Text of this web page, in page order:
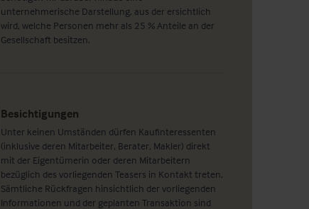
unternehmerische Darstellung, aus der ersichtlich
wird, welche Personen mehr als 25 % Anteile an der
Gesellschaft besitzen.
Besichtigungen
Unter keinen Umständen dürfen Kaufinteressenten
(inklusive deren Mitarbeiter, Berater, Makler) direkt
mit der Eigentümerin oder deren Mitarbeitern
bezüglich des vorliegenden Teasers in Kontakt treten.
Sämtliche Rückfragen hinsichtlich der vorliegenden
Informationen und der geplanten Transaktion sind